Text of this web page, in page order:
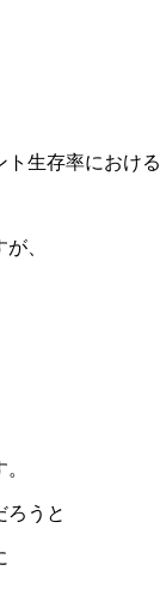
生存率におけ
、
ろうと